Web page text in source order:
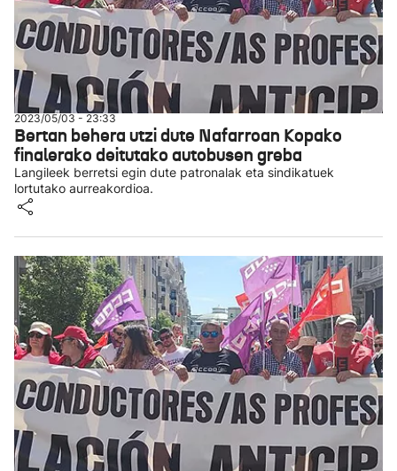
2023/05/03 - 23:33
Bertan behera utzi dute Nafarroan Kopako
finalerako deitutako autobusen greba
Langileek berretsi egin dute patronalak eta sindikatuek
lortutako aurreakordioa.